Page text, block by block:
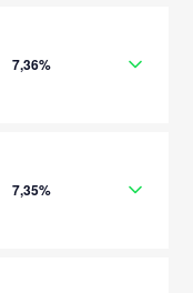
7,36%
7,35%